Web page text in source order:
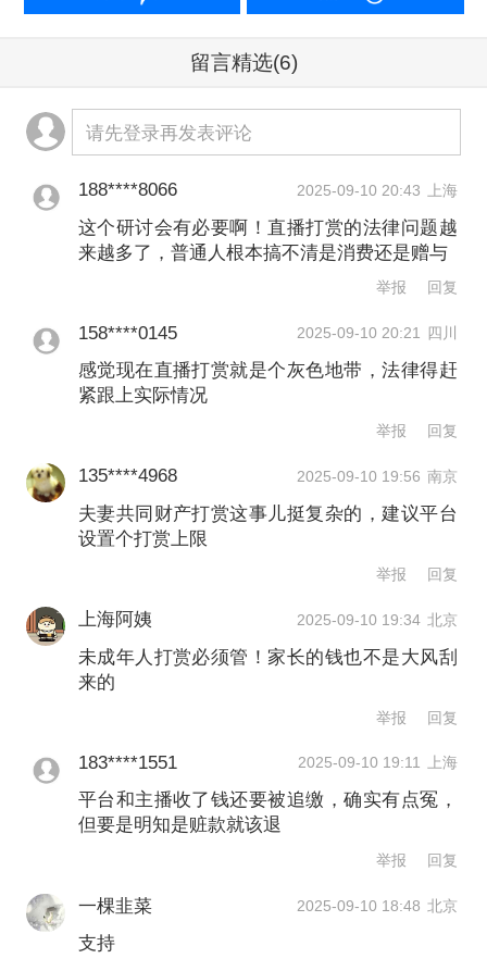
打赏给隋某，亦是一种消费行为，双方
络服务合同关系，同时亦即时履行。”
用户打赏前在直播平台上的充值行为，
北京市通州区人民法院刑事审判庭法官
陶涛认为，用户充值兑换虚拟货币，是
为了进一步享受打赏等服务内容，并未
完全完成消费行为，因此充值应为预付
款行为。清华大学法学院长聘副教授、
是用户与平台间网络服务合同的组成部
分，打赏行为是用户与主播有偿的网络
服务合同关系，平台仅充当打赏簿记与
绩效结算的桥梁，在此过程中，平台、
用户与主播通过两两订立协议形成了三
类独立的法律关系。
关于打赏金额高低是否影响行为性质，
大家也有不同观点。广东外语外贸大学
留言精选(6)
请先登录再发表评论
188****8066 2025-09-10 20:43 上海
这个研讨会有必要啊！直播打赏的法律问题越
来越多了，普通人根本搞不清是消费还是赠与
举报 回复
158****0145 2025-09-10 20:21 四川
感觉现在直播打赏就是个灰色地带，法律得赶
紧跟上实际情况
举报 回复
135****4968 2025-09-10 19:56 南京
夫妻共同财产打赏这事儿挺复杂的，建议平台
设置个打赏上限
举报 回复
上海阿姨 2025-09-10 19:34 北京
未成年人打赏必须管！家长的钱也不是大风刮
来的
举报 回复
183****1551 2025-09-10 19:11 上海
平台和主播收了钱还要被追缴，确实有点冤，
但要是明知是赃款就该退
举报 回复
一棵韭菜 2025-09-10 18:48 北京
支持